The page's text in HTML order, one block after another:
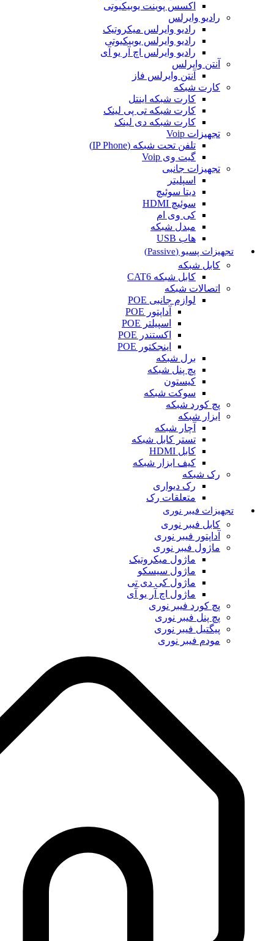
اکسس پوینت یوبیکیوتی
رادیو وایرلس
رادیو وایرلس میکروتیک
رادیو وایرلس یوبیکیوتی
رادیو وایرلس اچ آر یو آی
آنتن وایرلس
آنتن وایرلس فاز
کارت شبکه
کارت شبکه اینتل
کارت شبکه تی پی لینک
کارت شبکه دی لینک
تجهیزات Voip
تلفن تحت شبکه (IP Phone)
گیت وی Voip
تجهیزات جانبی
اسپلیتر
دیتا سوئیچ
سوئیچ HDMI
کی وی ام
مبدل شبکه
هاب USB
تجهیزات پسیو (Passive)
کابل شبکه
کابل شبکه CAT6
اتصالات شبکه
لوازم جانبی POE
آداپتور POE
اسپیلتر POE
اکستندر POE
اینجکتور POE
برل شبکه
پچ پنل شبکه
کیستون
سوکت شبکه
پچ کورد شبکه
ابزار شبکه
آچار شبکه
تستر کابل شبکه
کابل HDMI
کیف ابزار شبکه
رک شبکه
رک دیواری
متعلقات رک
تجهیزات فیبر نوری
کابل فیبر نوری
آداپتور فیبر نوری
ماژول فیبر نوری
ماژول میکروتیک
ماژول سیسکو
ماژول کی دی تی
ماژول اچ آر یو آی
پچ کورد فیبر نوری
پچ پنل فیبر نوری
پیگتیل فیبر نوری
مودم فیبر نوری